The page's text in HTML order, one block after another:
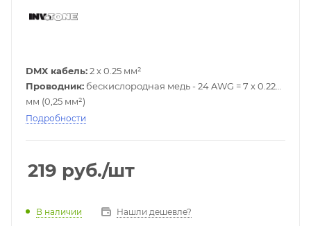
DMX кабель:2 х 0.25 мм²
Проводник: бескислородная медь - 24 AWG = 7 x 0.22
мм (0,25 мм²)
Сопротивление:
Цвет:Чёрный
Подробности
219 руб./шт
В наличии Нашли дешевле?